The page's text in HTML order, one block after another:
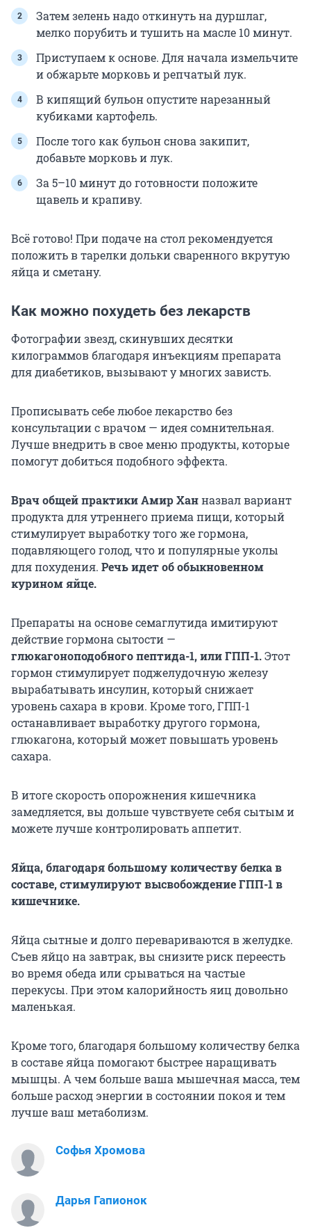
Затем зелень надо откинуть на дуршлаг,
мелко порубить и тушить на масле 10 минут.
Приступаем к основе. Для начала измельчите
и обжарьте морковь и репчатый лук.
В кипящий бульон опустите нарезанный
кубиками картофель.
После того как бульон снова закипит,
добавьте морковь и лук.
За 5–10 минут до готовности положите
щавель и крапиву.
Всё готово! При подаче на стол рекомендуется
положить в тарелки дольки сваренного вкрутую
яйца и сметану.
Как можно похудеть без лекарств
Фотографии звезд, скинувших десятки
килограммов благодаря инъекциям препарата
для диабетиков, вызывают у многих зависть.
Прописывать себе любое лекарство без
консультации с врачом — идея сомнительная.
Лучше внедрить в свое меню продукты, которые
помогут добиться подобного эффекта.
Врач общей практики Амир Ханназвал вариант
продукта для утреннего приема пищи, который
стимулирует выработку того же гормона,
подавляющего голод, что и популярные уколы
для похудения. Речь идет об обыкновенном
курином яйце.
Препараты на основе семаглутида имитируют
действие гормона сытости —
глюкагоноподобного пептида-1, или ГПП-1.Этот
гормон стимулирует поджелудочную железу
вырабатывать инсулин, который снижает
уровень сахара в крови. Кроме того, ГПП-1
останавливает выработку другого гормона,
глюкагона, который может повышать уровень
сахара.
В итоге скорость опорожнения кишечника
замедляется, вы дольше чувствуете себя сытым и
можете лучше контролировать аппетит.
Яйца, благодаря большому количеству белка в
составе, стимулируют высвобождение ГПП-1 в
кишечнике.
Яйца сытные и долго перевариваются в желудке.
Съев яйцо на завтрак, вы снизите риск переесть
во время обеда или срываться на частые
перекусы. При этом калорийность яиц довольно
маленькая.
Кроме того, благодаря большому количеству белка
в составе яйца помогают быстрее наращивать
мышцы. А чем больше ваша мышечная масса, тем
больше расход энергии в состоянии покоя и тем
лучше ваш метаболизм.
Софья Хромова
Дарья Гапионок